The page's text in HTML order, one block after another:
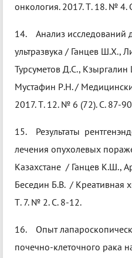
онкология. 2017. Т. 18. №
14. Анализ исследований
ультразвука / Ганцев Ш.Х.,
Турсуметов Д.С.,
Мустафин Р.Н. /
2017. Т. 12. № 6 (72). С. 87-
15. Результаты
лечения опухолевых
Казахстане / Ганцев К.Ш.,
Беседин Б.В. / Креативная
Т. 7. № 2. С. 8-12.
16. Опыт
почечно-клеточного рака